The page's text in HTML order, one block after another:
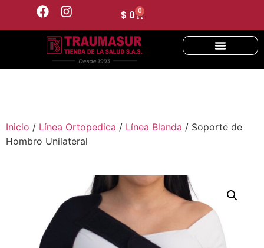
$ 0 0
Inicio / Línea Ortopedica / Línea Blanda / Soporte de
Hombro Unilateral